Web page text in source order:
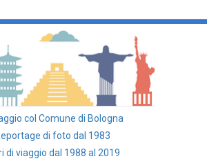
col Comune di Bologna
di foto dal 1983
di viaggio dal 1988 al 2019